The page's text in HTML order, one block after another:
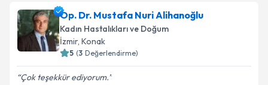
Doç. Dr. Aykut Özcaniçin randevu takvimi talebi
oluşturun. Size bu uzmandan randevu almanız için bir
takvim hazırlandığında e-posta ile bilgilendireceğiz.
Op. Dr. Mustafa Nuri Alihanoğlu
Kadın Hastalıkları ve Doğum
İzmir, Konak
5 (3 Değerlendirme)
Çok teşekkür ediyorum.